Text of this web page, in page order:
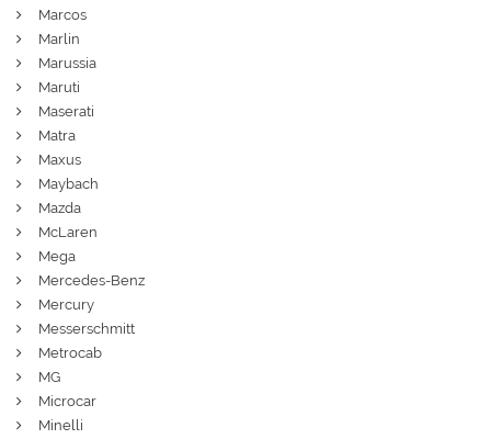
Marcos
Marlin
Marussia
Maruti
Maserati
Matra
Maxus
Maybach
Mazda
McLaren
Mega
Mercedes-Benz
Mercury
Messerschmitt
Metrocab
MG
Microcar
Minelli